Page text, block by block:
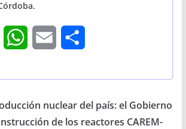
W
t
i
r
nuclear del país: el Gobierno
de los reactores CAREM-